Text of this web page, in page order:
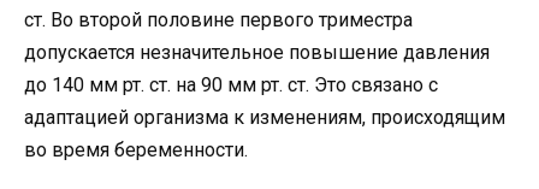
ст. Во второй половине первого триместра
допускается незначительное повышение давления
до 140 мм рт. ст. на 90 мм рт. ст. Это связано с
адаптацией организма к изменениям, происходящим
во время беременности.